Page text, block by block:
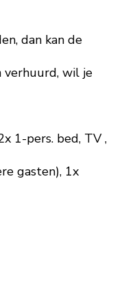
dan kan de
verhuurd, wil je
1-pers. bed, TV ,
gasten), 1x